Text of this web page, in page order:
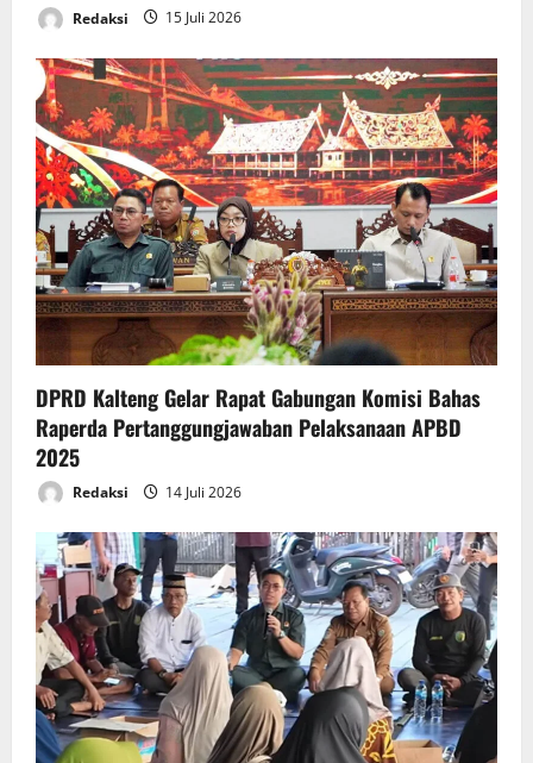
Redaksi 15 Juli 2026
DPRD Kalteng Gelar Rapat Gabungan Komisi Bahas
Raperda Pertanggungjawaban Pelaksanaan APBD
2025
Redaksi 14 Juli 2026